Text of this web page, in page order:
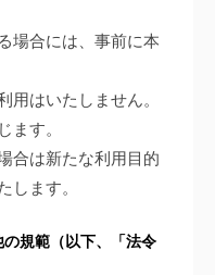
場合には、事前に本
用はいたしません。
ます。
合は新たな利用目的
します。
規範（以下、「法令